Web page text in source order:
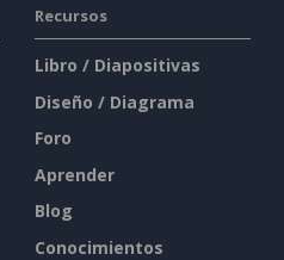
Recursos
Libro / Diapositivas
Diseño / Diagrama
Foro
Aprender
Blog
Conocimientos